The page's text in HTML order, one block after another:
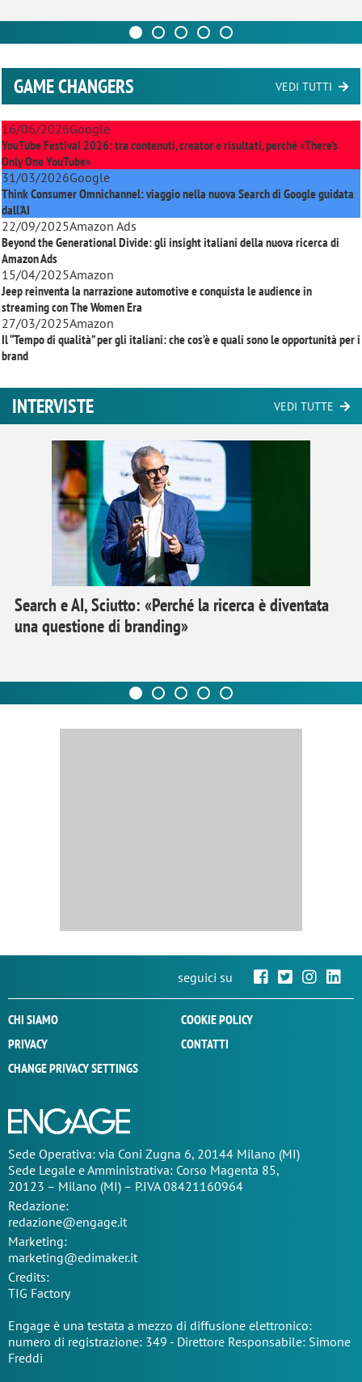
GAME CHANGERS VEDI TUTTI
16/06/2026Google
YouTube Festival 2026: tra contenuti, creator e risultati, perché «There’s
Only One YouTube»
31/03/2026Google
Think Consumer Omnichannel: viaggio nella nuova Search di Google guidata
dall'AI
22/09/2025Amazon Ads
Beyond the Generational Divide: gli insight italiani della nuova ricerca di
Amazon Ads
15/04/2025Amazon
Jeep reinventa la narrazione automotive e conquista le audience in
streaming conThe Women Era
27/03/2025Amazon
Il “Tempo di qualità” per gli italiani: che cos’è e quali sono le opportunità per i
brand
INTERVISTE VEDI TUTTE
Search e AI, Sciutto: «Perché la ricerca è diventata
una questione di branding»
seguici su
CHI SIAMO
COOKIE POLICY
PRIVACY
CONTATTI
CHANGE PRIVACY SETTINGS
Sede Operativa: via Coni Zugna 6, 20144 Milano (MI)
Sede Legale e Amministrativa: Corso Magenta 85,
20123 – Milano (MI) – P.IVA 08421160964
Redazione:
redazione@engage.it
Marketing:
marketing@edimaker.it
Credits:
TIG Factory
Engage è una testata a mezzo di diffusione elettronico:
numero di registrazione: 349 - Direttore Responsabile: Simone
Freddi